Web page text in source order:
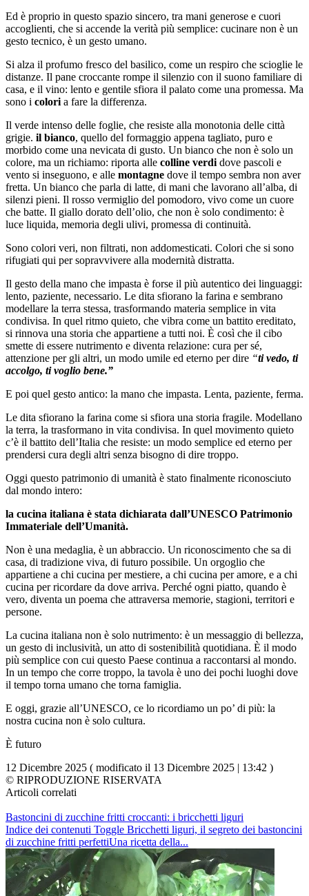
Ed è proprio in questo spazio sincero, tra mani generose e cuori
accoglienti, che si accende la verità più semplice: cucinare non è un
gesto tecnico, è un gesto umano.
Si alza il profumo fresco del basilico, come un respiro che scioglie le
distanze. Il pane croccante rompe il silenzio con il suono familiare di
casa, e il vino: lento e gentile sfiora il palato come una promessa. Ma
sono i colori a fare la differenza.
Il verde intenso delle foglie, che resiste alla monotonia delle città
grigie. il bianco, quello del formaggio appena tagliato, puro e
morbido come una nevicata di gusto. Un bianco che non è solo un
colore, ma un richiamo: riporta alle colline verdi dove pascoli e
vento si inseguono, e alle montagne dove il tempo sembra non aver
fretta. Un bianco che parla di latte, di mani che lavorano all’alba, di
silenzi pieni. Il rosso vermiglio del pomodoro, vivo come un cuore
che batte. Il giallo dorato dell’olio, che non è solo condimento: è
luce liquida, memoria degli ulivi, promessa di continuità.
Sono colori veri, non filtrati, non addomesticati. Colori che si sono
rifugiati qui per sopravvivere alla modernità distratta.
Il gesto della mano che impasta è forse il più autentico dei linguaggi:
lento, paziente, necessario. Le dita sfiorano la farina e sembrano
modellare la terra stessa, trasformando materia semplice in vita
condivisa. In quel ritmo quieto, che vibra come un battito ereditato,
si rinnova una storia che appartiene a tutti noi. È così che il cibo
smette di essere nutrimento e diventa relazione: cura per sé,
attenzione per gli altri, un modo umile ed eterno per dire “ti vedo, ti
accolgo, ti voglio bene.”
E poi quel gesto antico: la mano che impasta. Lenta, paziente, ferma.
Le dita sfiorano la farina come si sfiora una storia fragile. Modellano
la terra, la trasformano in vita condivisa. In quel movimento quieto
c’è il battito dell’Italia che resiste: un modo semplice ed eterno per
prendersi cura degli altri senza bisogno di dire troppo.
Oggi questo patrimonio di umanità è stato finalmente riconosciuto
dal mondo intero:
la cucina italiana è stata dichiarata dall’UNESCO Patrimonio
Immateriale dell’Umanità.
Non è una medaglia, è un abbraccio. Un riconoscimento che sa di
casa, di tradizione viva, di futuro possibile. Un orgoglio che
appartiene a chi cucina per mestiere, a chi cucina per amore, e a chi
cucina per ricordare da dove arriva. Perché ogni piatto, quando è
vero, diventa un poema che attraversa memorie, stagioni, territori e
persone.
La cucina italiana non è solo nutrimento: è un messaggio di bellezza,
un gesto di inclusività, un atto di sostenibilità quotidiana. È il modo
più semplice con cui questo Paese continua a raccontarsi al mondo.
In un tempo che corre troppo, la tavola è uno dei pochi luoghi dove
il tempo torna umano che torna famiglia.
E oggi, grazie all’UNESCO, ce lo ricordiamo un po’ di più: la
nostra cucina non è solo cultura.
È futuro
12 Dicembre 2025 ( modificato il 13 Dicembre 2025 | 13:42 )
© RIPRODUZIONE RISERVATA
Articoli correlati
Bastoncini di zucchine fritti croccanti: i bricchetti liguri
Indice dei contenuti Toggle Bricchetti liguri, il segreto dei bastoncini
di zucchine fritti perfettiUna ricetta della...